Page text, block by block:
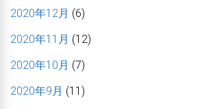
2020年12月 (6)
2020年11月 (12)
2020年10月 (7)
2020年9月 (11)